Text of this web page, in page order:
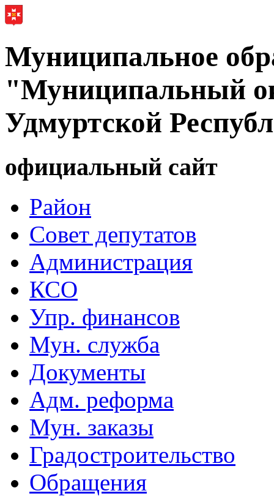
Муниципальное
"Муниципальный
Удмуртской
официальный сайт
Район
Совет депутатов
Администрация
КСО
Упр. финансов
Мун. служба
Документы
Адм. реформа
Мун. заказы
Градостроительство
Обращения